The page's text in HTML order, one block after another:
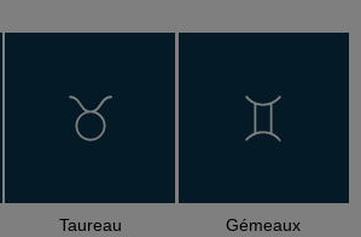
Taureau Gémeaux